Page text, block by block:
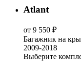
Atlant
от 9 550 ₽
Багажник на
2009-2018
Выберите